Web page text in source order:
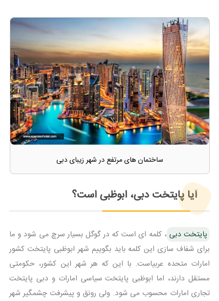
ساختمان های مرتفع در شهر زیبای دبی
آیا پایتخت دبی، ابوظبی است؟
پایتخت دبی ، کلمه ای است که در گوگل بسیار سرچ می شود و ما
برای شفاف سازی این کلمه باید بگوییم شهر ابوظبی پایتخت کشور
امارات متحده عربیاست. با این که هر شهر این کشور، حکومتی
مستقل دارند، اما ابوظبی پایتخت سیاسی امارات و دبی پایتخت
تجاری امارات محسوب می شود. ولی رونق و پیشرفت چشمگیر شهر